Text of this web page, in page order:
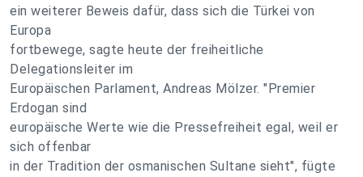
ein weiterer Beweis dafür, dass sich die Türkei von
Europa
fortbewege, sagte heute der freiheitliche
Delegationsleiter im
Europäischen Parlament, Andreas Mölzer. "Premier
Erdogan sind
europäische Werte wie die Pressefreiheit egal, weil er
sich offenbar
in der Tradition der osmanischen Sultane sieht", fügte